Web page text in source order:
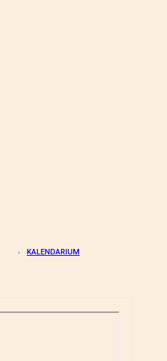
KALENDARIUM